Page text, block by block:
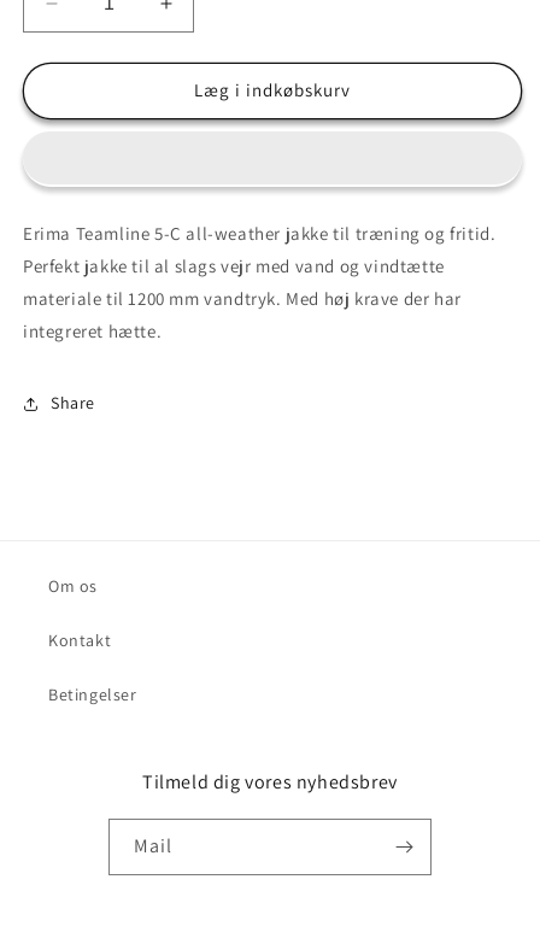
Reducer
antallet
for
str.
5-
Trænings-
og
fritidsjakke.
og
Øg
antallet
for
Outlet
str.
5-
Trænings-
og
fritidsjakke.
Læg i indkøbskurv
Erima Teamline 5-C all-weather jakke til træning og fritid.
Perfekt jakke til al slags vejr med vand og vindtætte
materiale til 1200 mm vandtryk. Med høj krave der har
integreret hætte.
Share
Om os
Kontakt
Betingelser
Tilmeld dig vores nyhedsbrev
Mail